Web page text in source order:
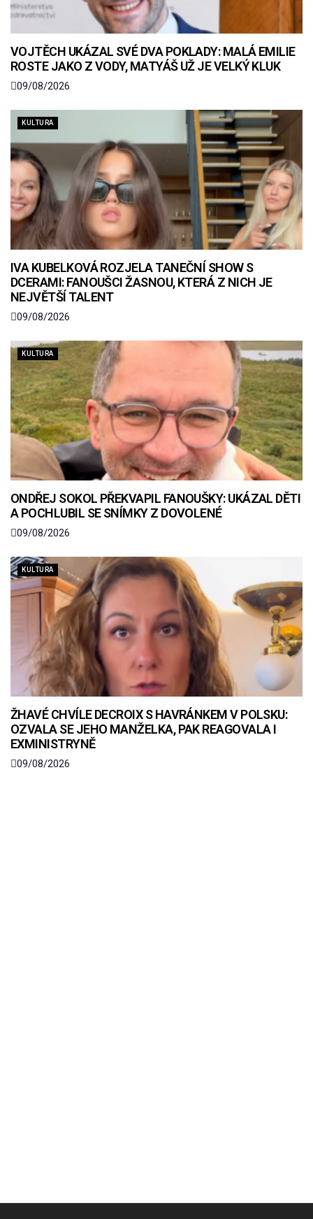
VOJTĚCH UKÁZAL SVÉ DVA POKLADY: MALÁ EMILIE
ROSTE JAKO Z VODY, MATYÁŠ UŽ JE VELKÝ KLUK
09/08/2026
KULTURA
IVA KUBELKOVÁ ROZJELA TANEČNÍ SHOW S
DCERAMI: FANOUŠCI ŽASNOU, KTERÁ Z NICH JE
NEJVĚTŠÍ TALENT
09/08/2026
KULTURA
ONDŘEJ SOKOL PŘEKVAPIL FANOUŠKY: UKÁZAL DĚTI
A POCHLUBIL SE SNÍMKY Z DOVOLENÉ
09/08/2026
KULTURA
ŽHAVÉ CHVÍLE DECROIX S HAVRÁNKEM V POLSKU:
OZVALA SE JEHO MANŽELKA, PAK REAGOVALA I
EXMINISTRYNĚ
09/08/2026